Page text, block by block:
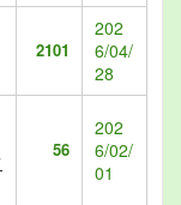
2101
202
6/04/
28
56
202
6/02/
01